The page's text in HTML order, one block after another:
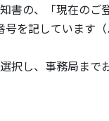
書の、「現在のご
を記しています
し、事務局まで